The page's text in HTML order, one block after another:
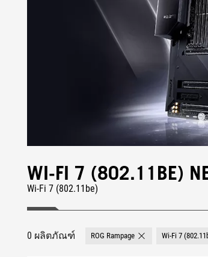
WI-FI 7 (802.11BE)
Wi-Fi 7 (802.11be)
0 ผลิตภัณฑ์ ROG Rampage Remove ROG
Wi-Fi 7